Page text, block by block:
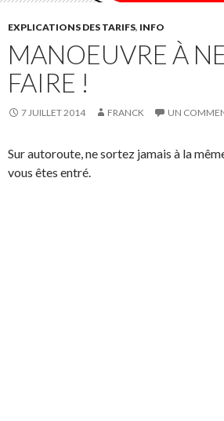
EXPLICATIONS DES TARIFS, INFO
MANOEUVRE À
FAIRE !
7 JUILLET 2014 FRANCK UN
Sur autoroute, ne sortez jamais à la
vous êtes entré.